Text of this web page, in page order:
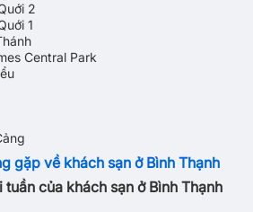
2
1
Central Park
gặp về khách sạn ở Bình Thạnh
tuần của khách sạn ở Bình Thạnh